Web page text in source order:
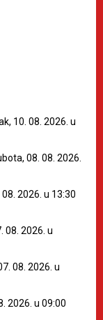
10. 08. 2026. u
08. 08. 2026.
2026. u 13:30
08. 2026. u
08. 2026. u
2026. u 09:00